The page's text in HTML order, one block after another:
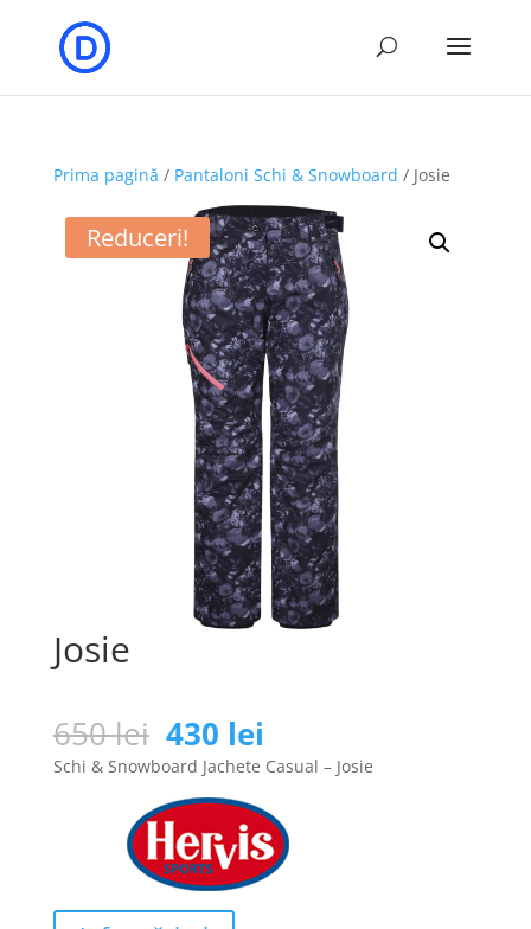
Prima pagină / Pantaloni Schi & Snowboard / Josie
Reduceri!
Josie
650lei Prețul
inițial
a
fost:
650 lei.
430 lei
curent
este:
430 lei.
Schi & Snowboard Jachete Casual – Josie